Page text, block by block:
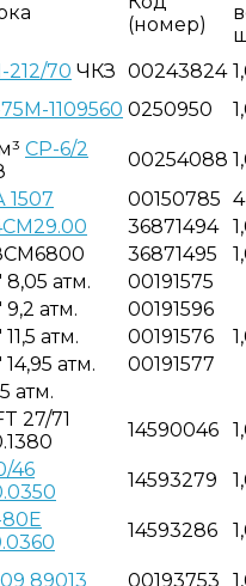
(номер)
70 ЧКЗ 00243824
1109560 0250950
СР-6/2
00254088
1507 00150785
36871494
36871495
8,05 атм. 00191575
9,2 атм.
00191596
атм.
00191576
14,95 атм.
00191577
атм.
27/71
14590046
46
14593279
14593286
89013 00193753